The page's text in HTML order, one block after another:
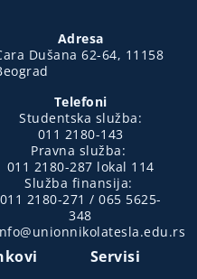
Adresa
Dušana 62-64, 11158
Telefoni
Studentska služba:
011 2180-143
Pravna služba:
011 2180-287 lokal 114
Služba finansija:
011 2180-271 / 065 5625-
348
Servisi